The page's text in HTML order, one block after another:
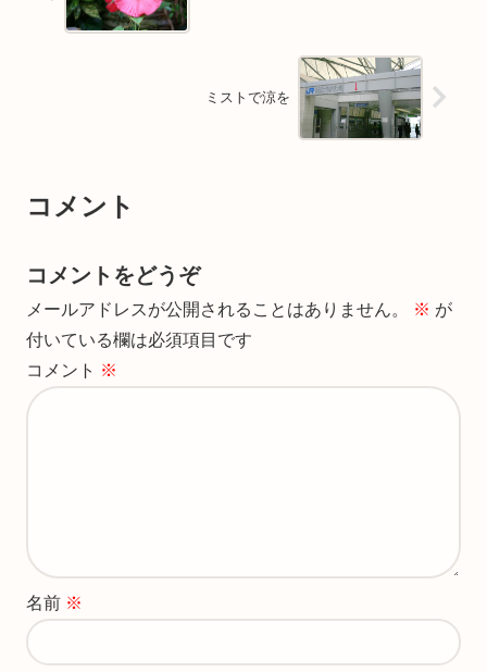
ミストで涼を
コメント
コメントをどうぞ
メールアドレスが公開されることはありません。 ※ が
付いている欄は必須項目です
コメント ※
名前 ※